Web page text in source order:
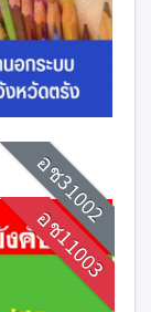
อช31002
อช11003